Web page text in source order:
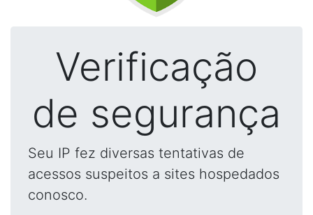
Verificação
de segurança
Seu IP fez diversas tentativas de
acessos suspeitos a sites hospedados
conosco.